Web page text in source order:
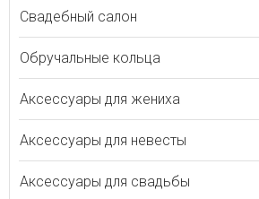
Свадебный салон
Обручальные кольца
Аксессуары для жениха
Аксессуары для невесты
Аксессуары для свадьбы